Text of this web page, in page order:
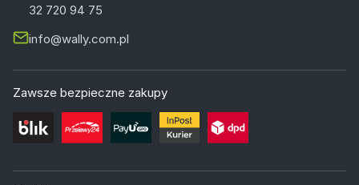
32 720 94 75
info@wally.com.pl
Zawsze bezpieczne zakupy